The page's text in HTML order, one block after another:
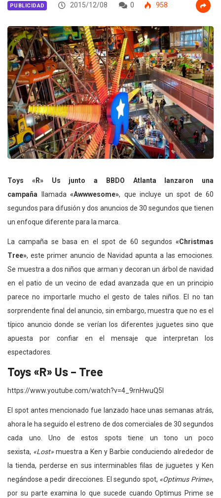
PUBLICIDAD 2015/12/08 0 958
Toys «R» Us junto a BBDO Atlanta lanzaron una
campaña
llamada «Awwwesome», que incluye un spot de 60
segundos para difusión y dos anuncios de 30 segundos que tienen
un enfoque diferente para la marca.
La campaña se basa en el spot de 60 segundos «Christmas
Tree», este primer anuncio de Navidad apunta a las emociones.
Se muestra a dos niños que arman y decoran un árbol de navidad
en el patio de un vecino de edad avanzada que en un principio
parece no importarle mucho el gesto de tales niños. El no tan
sorprendente final del anuncio, sin embargo, muestra que no es el
típico anuncio donde se verían los diferentes juguetes sino que
apuesta por confiar en el mensaje que interpretan los
espectadores.
Toys «R» Us – Tree
https://www.youtube.com/watch?v=4_9rnHwuQ5I
El spot antes mencionado fue lanzado hace unas semanas atrás,
ahora le ha seguido el estreno de dos comerciales de 30 segundos
cada uno. Uno de estos spots tiene un tono un poco
sexista, «Lost» muestra a Ken y Barbie conduciendo alrededor de
la tienda, perderse en sus interminables filas de juguetes y Ken
negándose a pedir direcciones. El segundo spot, «Optimus Prime»,
por su parte examina lo que sucede cuando Optimus Prime se